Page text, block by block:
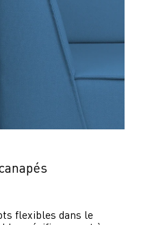
flexibles dans le